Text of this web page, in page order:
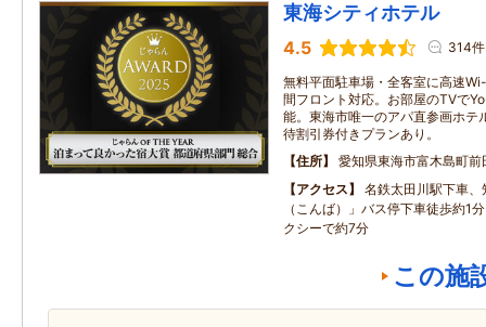
東海シティホテル
4.5 314件
無料平面駐車場・全客室に高速
間フロント対応。お部屋のTVで
能。東海市唯一のアパ直参画ホテ
待割引券付きプランあり。
住所
愛知県東海市富木島町前
アクセス
名鉄太田川駅下車
（こんば）」バス停下車徒歩約1
クシーで約7分
この施